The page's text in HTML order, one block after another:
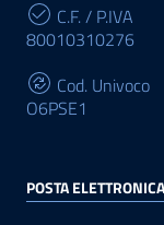
C.F. / P.IVA
80010310276
Cod. Univoco
O6PSE1
POSTA ELETTRONICA